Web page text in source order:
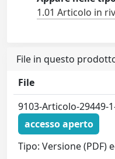
1.01 Articolo in
File in questo
File
9103-Articolo-29449-
accesso aperto
Tipo: Versione (PDF)